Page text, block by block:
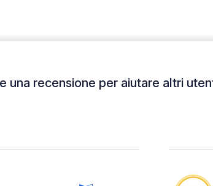
una recensione per aiutare altri